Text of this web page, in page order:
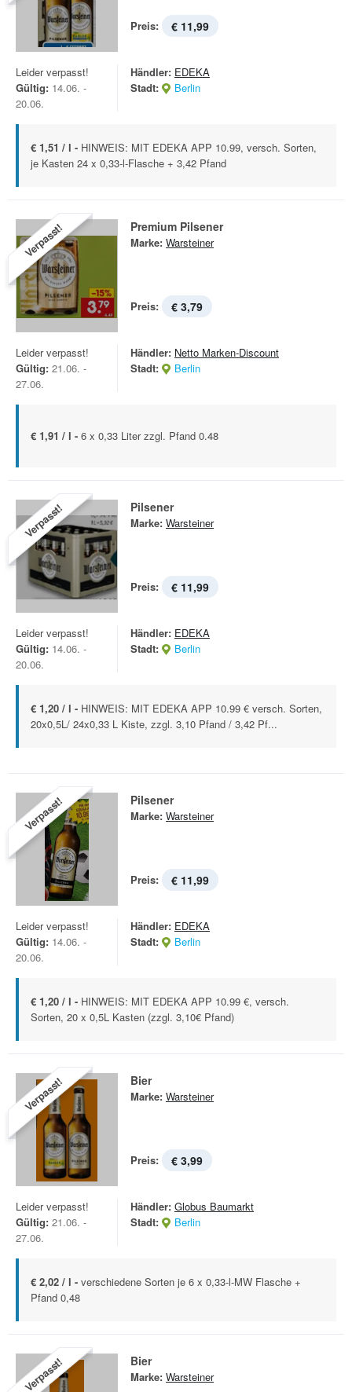
Preis: € 11,99
Leider verpasst!
Gültig: 14.06. -
20.06.
Händler: EDEKA
Stadt:
Berlin
€ 1,51 / l - HINWEIS: MIT EDEKA APP 10.99, versch. Sorten,
je Kasten 24 x 0,33-l-Flasche + 3,42 Pfand
Verpasst! Premium Pilsener
Marke: Warsteiner
Preis: € 3,79
Leider verpasst!
Gültig: 21.06. -
27.06.
Händler: Netto Marken-Discount
Stadt:
Berlin
€ 1,91 / l - 6 x 0,33 Liter zzgl. Pfand 0.48
Verpasst! Pilsener
Marke: Warsteiner
Preis: € 11,99
Leider verpasst!
Gültig: 14.06. -
20.06.
Händler: EDEKA
Stadt:
Berlin
€ 1,20 / l - HINWEIS: MIT EDEKA APP 10.99 € versch. Sorten,
20x0,5L/ 24x0,33 L Kiste, zzgl. 3,10 Pfand / 3,42 Pf...
Verpasst! Pilsener
Marke: Warsteiner
Preis: € 11,99
Leider verpasst!
Gültig: 14.06. -
20.06.
Händler: EDEKA
Stadt:
Berlin
€ 1,20 / l - HINWEIS: MIT EDEKA APP 10.99 €, versch.
Sorten, 20 x 0,5L Kasten (zzgl. 3,10€ Pfand)
Verpasst! Bier
Marke: Warsteiner
Preis: € 3,99
Leider verpasst!
Gültig: 21.06. -
27.06.
Händler: Globus Baumarkt
Stadt:
Berlin
€ 2,02 / l - verschiedene Sorten je 6 x 0,33-l-MW Flasche +
Pfand 0,48
Verpasst! Bier
Marke: Warsteiner